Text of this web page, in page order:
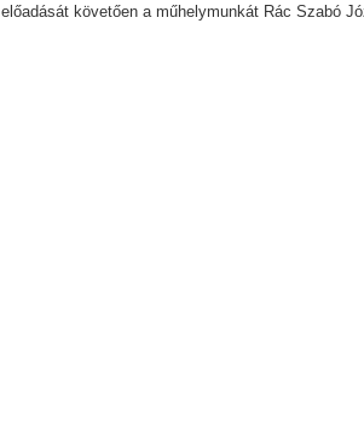
előadását követően a műhelymunkát Rác Szabó